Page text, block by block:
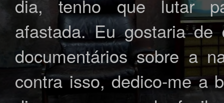
dia, tenho que lutar
afastada. Eu gostaria
documentários sobre a
contra isso, dedico-me a